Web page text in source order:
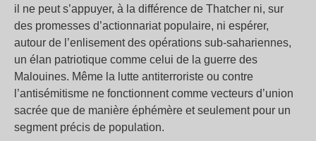
il ne peut s’appuyer, à la différence de Thatcher ni, sur
des promesses d’actionnariat populaire, ni espérer,
autour de l’enlisement des opérations sub-sahariennes,
un élan patriotique comme celui de la guerre des
Malouines. Même la lutte antiterroriste ou contre
l’antisémitisme ne fonctionnent comme vecteurs d’union
sacrée que de manière éphémère et seulement pour un
segment précis de population.